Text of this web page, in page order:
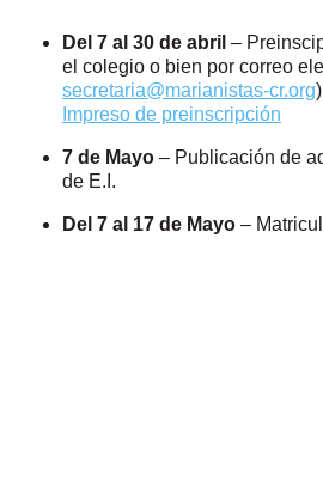
Del 7 al 30 de abril –
el colegio o bien por correo
secretaria@marianistas-cr.org)
Impreso de preinscripción
7 de Mayo – Publicación de
de E.I.
Del 7 al 17 de Mayo –